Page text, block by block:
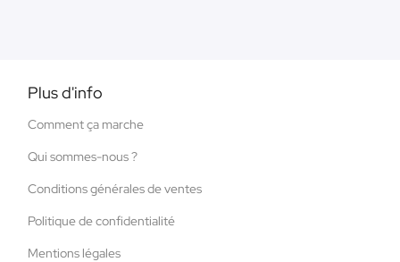
Plus d'info
Comment ça marche
Qui sommes-nous ?
Conditions générales de ventes
Politique de confidentialité
Mentions légales